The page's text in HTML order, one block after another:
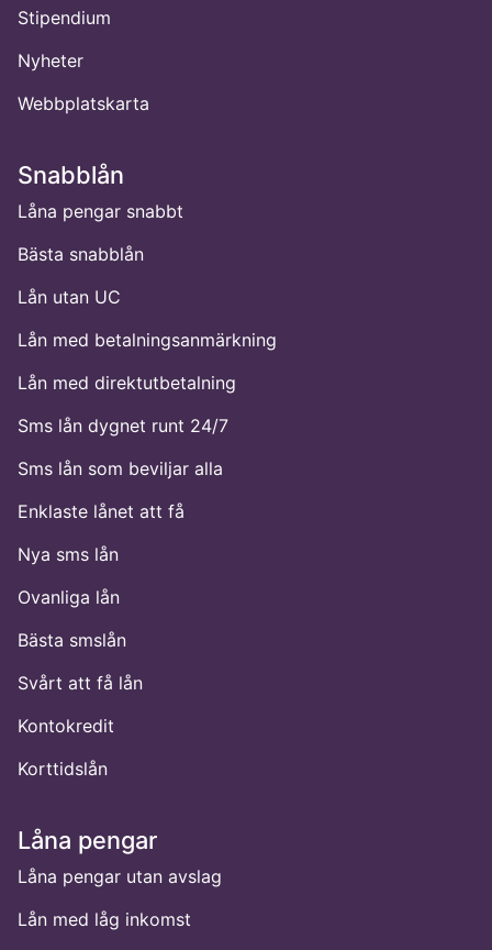
Stipendium
Nyheter
Webbplatskarta
Snabblån
Låna pengar snabbt
Bästa snabblån
Lån utan UC
Lån med betalningsanmärkning
Lån med direktutbetalning
Sms lån dygnet runt 24/7
Sms lån som beviljar alla
Enklaste lånet att få
Nya sms lån
Ovanliga lån
Bästa smslån
Svårt att få lån
Kontokredit
Korttidslån
Låna pengar
Låna pengar utan avslag
Lån med låg inkomst